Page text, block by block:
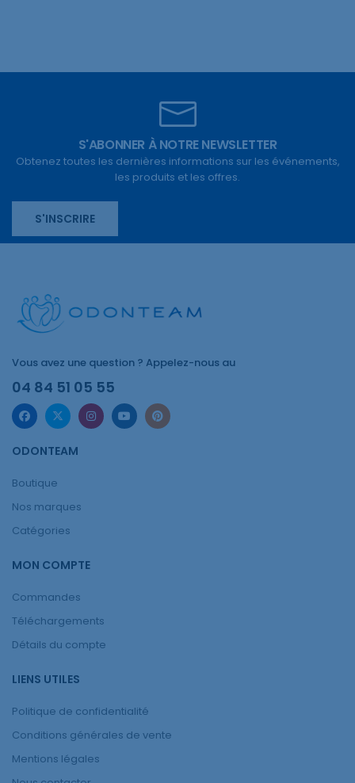
S'ABONNER À NOTRE NEWSLETTER
Obtenez toutes les dernières informations sur les événements,
les produits et les offres.
S'INSCRIRE
Vous avez une question ? Appelez-nous au
04 84 51 05 55
ODONTEAM
Boutique
Nos marques
Catégories
MON COMPTE
Commandes
Téléchargements
Détails du compte
LIENS UTILES
Politique de confidentialité
Conditions générales de vente
Mentions légales